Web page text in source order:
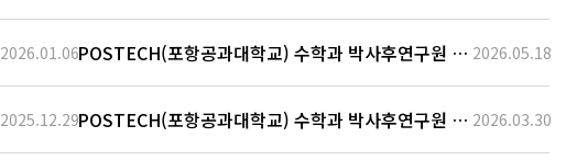
2026.01.06
2025.12.29
POSTECH(포항공과대학교) 수학과 박사후연구원 채 2026.05.18
POSTECH(포항공과대학교) 수학과 박사후연구원 채 2026.03.30